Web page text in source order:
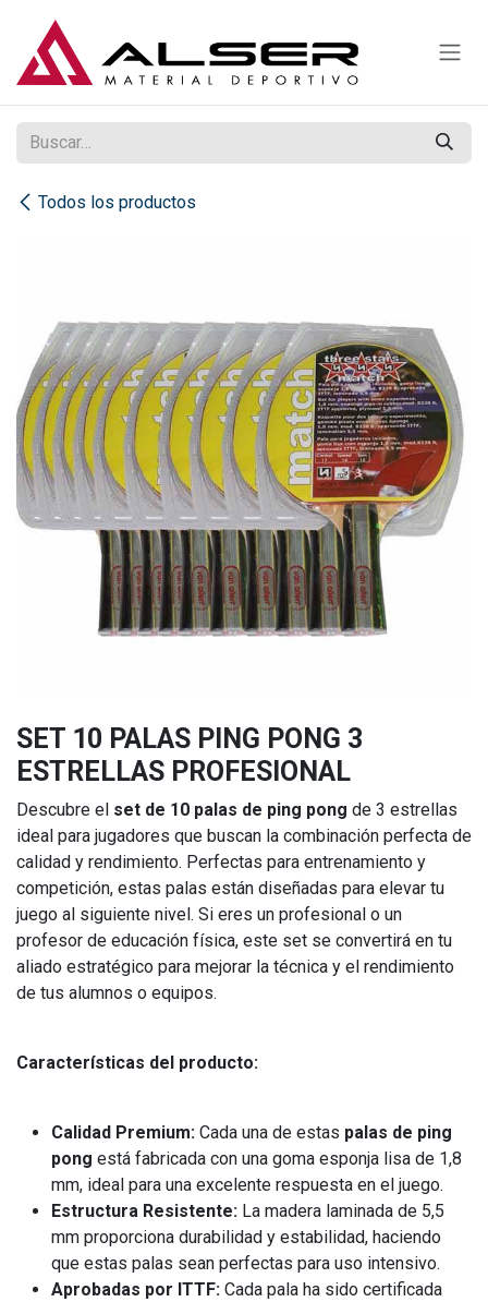
Todos los productos
SET 10 PALAS PING PONG 3
ESTRELLAS PROFESIONAL
Descubre el set de 10 palas de ping pong de 3 estrellas
ideal para jugadores que buscan la combinación perfecta de
calidad y rendimiento. Perfectas para entrenamiento y
competición, estas palas están diseñadas para elevar tu
juego al siguiente nivel. Si eres un profesional o un
profesor de educación física, este set se convertirá en tu
aliado estratégico para mejorar la técnica y el rendimiento
de tus alumnos o equipos.
Características del producto:
Calidad Premium: Cada una de estas palas de ping
pong está fabricada con una goma esponja lisa de 1,8
mm, ideal para una excelente respuesta en el juego.
Estructura Resistente: La madera laminada de 5,5
mm proporciona durabilidad y estabilidad, haciendo
que estas palas sean perfectas para uso intensivo.
Aprobadas por ITTF: Cada pala ha sido certificada